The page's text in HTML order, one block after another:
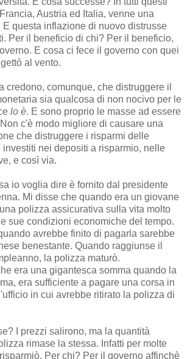
Austria ed Italia, venne una
questa inflazione di nuovo distrusse
Per il beneficio di chi? Per il beneficio,
E cosa ci fece il governo con quei
al vento.
credono, comunque, che distruggere il
sia qualcosa di non nocivo per le
lo è. E sono proprio le masse ad essere
c'è modo migliore di causare una
che distruggere i risparmi delle
investiti nei depositi a risparmio, nelle
e così via.
io voglia dire è fornito dal presidente
Mi disse che quando era un giovane
polizza assicurativa sulla vita molto
sue condizioni economiche del tempo.
avrebbe finito di pagarla sarebbe
benestante. Quando raggiunse il
la polizza maturò.
era una gigantesca somma quando la
era sufficiente a pagare una corsa in
in cui avrebbe ritirato la polizza di
I prezzi salirono, ma la quantità
rimase la stessa. Infatti per molte
Per chi? Per il governo affinchè